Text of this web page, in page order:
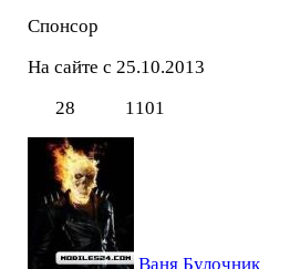
Спонсор
На сайте с 25.10.2013
28
1101
Ваня Булочник